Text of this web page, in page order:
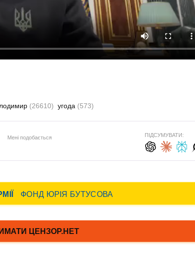
(26610) угода (573)
Мені подобається ПІДСУМУВАТИ: